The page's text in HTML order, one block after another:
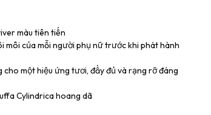
màu tiên tiến
môi của mỗi người phụ nữ trước khi phát hành
một hiệu ứng tươi, đầy đủ và rạng rỡ đáng
Cylindrica hoang dã